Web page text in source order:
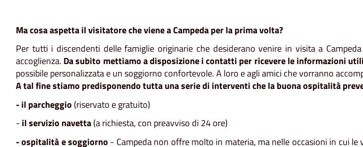
Ma cosa aspetta il visitatore che viene a Campeda per la prima volta?
Per tutti i discendenti delle famiglie originarie che desiderano venire in visita a
accoglienza. Da subito mettiamo a disposizione i contatti per ricevere le informazioni
possibile personalizzata e un soggiorno confortevole. A loro e agli amici che vorranno
A tal fine stiamo predisponendo tutta una serie di interventi che la buona ospitalità
- il parcheggio (riservato e gratuito)
- il servizio navetta(a richiesta, con preavviso di 24 ore)
- ospitalità e soggiorno - Campeda non offre molto in materia, ma nelle occasioni in cui